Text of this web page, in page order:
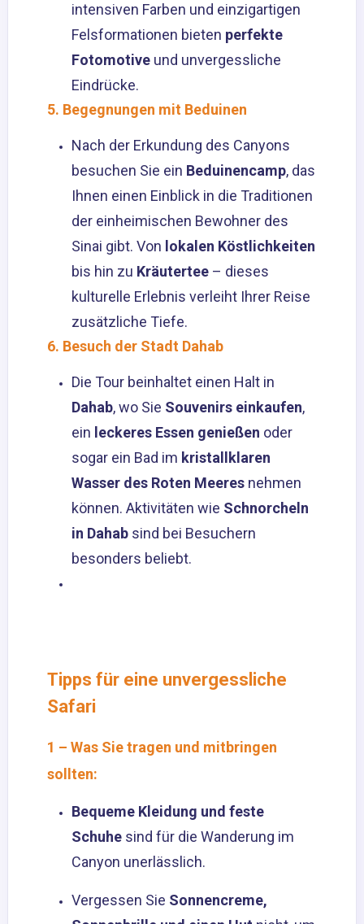
intensiven Farben und einzigartigen
Felsformationen bieten perfekte
Fotomotive und unvergessliche
Eindrücke.
5. Begegnungen mit Beduinen
Nach der Erkundung des Canyons
besuchen Sie ein Beduinencamp, das
Ihnen einen Einblick in die Traditionen
der einheimischen Bewohner des
Sinai gibt. Von lokalen Köstlichkeiten
bis hin zu Kräutertee – dieses
kulturelle Erlebnis verleiht Ihrer Reise
zusätzliche Tiefe.
6. Besuch der Stadt Dahab
Die Tour beinhaltet einen Halt in
Dahab, wo Sie Souvenirs einkaufen,
ein leckeres Essen genießen oder
sogar ein Bad im kristallklaren
Wasser des Roten Meeres nehmen
können. Aktivitäten wie Schnorcheln
in Dahab sind bei Besuchern
besonders beliebt.
Tipps für eine unvergessliche
Safari
1 – Was Sie tragen und mitbringen
sollten:
Bequeme Kleidung und feste
Schuhe sind für die Wanderung im
Canyon unerlässlich.
Vergessen Sie Sonnencreme,